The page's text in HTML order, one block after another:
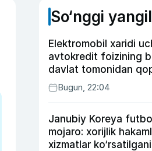
So‘nggi
Elektromobil xaridi
avtokredit foizining
davlat tomonidan
berilishi mumkin
Bugun, 22:04
Janubiy Koreya
mojaro: xorijlik
xizmatlar ko‘rsatilgani